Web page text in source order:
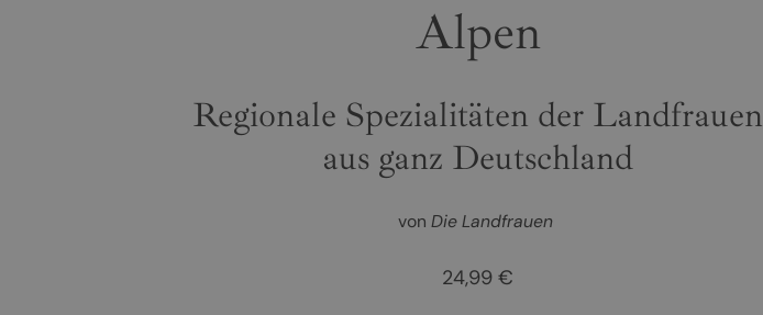
Alpen
Regionale Spezialitäten der Landfrauen
aus ganz Deutschland
vonDie Landfrauen
24,99 €